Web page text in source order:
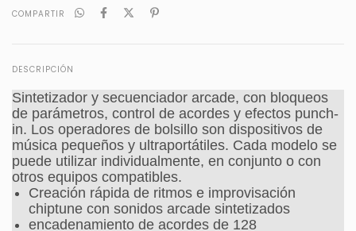
COMPARTIR
DESCRIPCIÓN
Sintetizador y secuenciador arcade, con bloqueos
de parámetros, control de acordes y efectos punch-
in. Los operadores de bolsillo son dispositivos de
música pequeños y ultraportátiles. Cada modelo se
puede utilizar individualmente, en conjunto o con
otros equipos compatibles.
Creación rápida de ritmos e improvisación
chiptune con sonidos arcade sintetizados
encadenamiento de acordes de 128